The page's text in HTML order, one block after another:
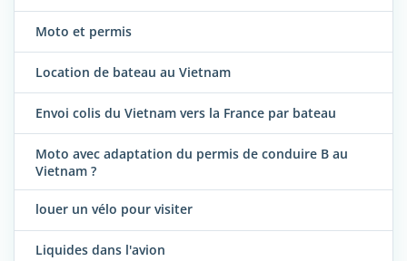
Moto et permis
Location de bateau au Vietnam
Envoi colis du Vietnam vers la France par bateau
Moto avec adaptation du permis de conduire B au
Vietnam ?
louer un vélo pour visiter
Liquides dans l'avion